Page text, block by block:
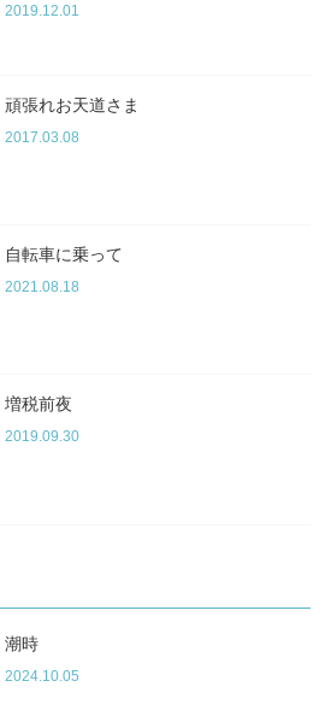
2019.12.01
頑張れお天道さま
2017.03.08
自転車に乗って
2021.08.18
増税前夜
2019.09.30
潮時
2024.10.05